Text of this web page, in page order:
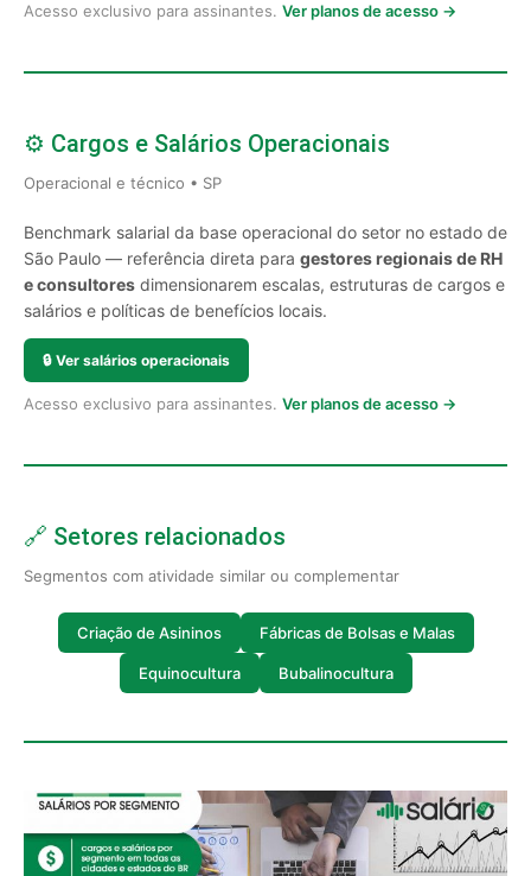
Acesso exclusivo para assinantes. Ver planos de acesso →
⚙️ Cargos e Salários Operacionais
Operacional e técnico • SP
Benchmark salarial da base operacional do setor no estado de
São Paulo — referência direta para gestores regionais de RH
e consultores dimensionarem escalas, estruturas de cargos e
salários e políticas de benefícios locais.
🔒 Ver salários operacionais
Acesso exclusivo para assinantes. Ver planos de acesso →
🔗 Setores relacionados
Segmentos com atividade similar ou complementar
Criação de Asininos Fábricas de Bolsas e Malas
Equinocultura Bubalinocultura